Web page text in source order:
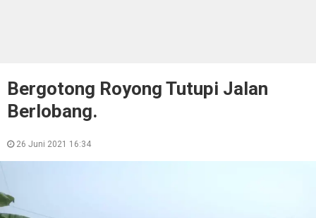
Bergotong Royong Tutupi Jalan
Berlobang.
26 Juni 2021 16:34